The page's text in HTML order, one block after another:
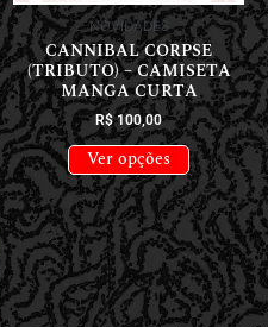
NOVIDADES
CANNIBAL CORPSE
(TRIBUTO) – CAMISETA
MANGA CURTA
R$100,00
Ver opções